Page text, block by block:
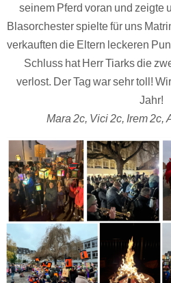
seinem Pferd voran und zeigte
Blasorchester spielte für uns
verkauften die Eltern leckeren
Schluss hat Herr Tiarks die
verlost. Der Tag war sehr toll!
Jahr!
Mara 2c, Vici 2c, Irem 2c,